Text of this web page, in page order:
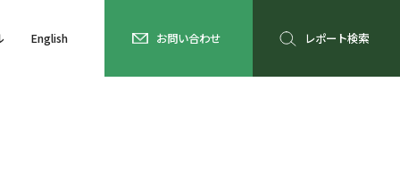
English お問い合わせ レポート検索